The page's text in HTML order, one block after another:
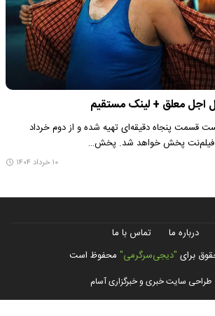
قسمت پنجاه دقیقه‌ای تهیه شده و از دوم خرداد
۱۰ خرداد ۱۴۰۴
درباره ما
تماس با ما
برای "دیجی‌سرگرمی" محفوظ است
طراحی سایت خبری و خبرگزاری آسام